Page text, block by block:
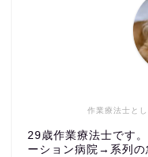
作業療法士と
29歳作業療法士です
ーション病院→系列